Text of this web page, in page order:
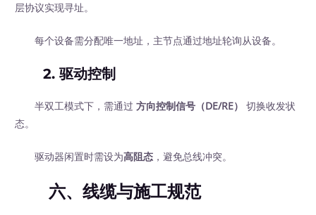
层协议实现寻址。
每个设备需分配唯一地址，主节点通过地址轮询从设备。
2. 驱动控制
半双工模式下，需通过方向控制信号（DE/RE）
切换收发状
态。
驱动器闲置时需设为高阻态 ，避免总线冲突。
六、线缆与施工规范